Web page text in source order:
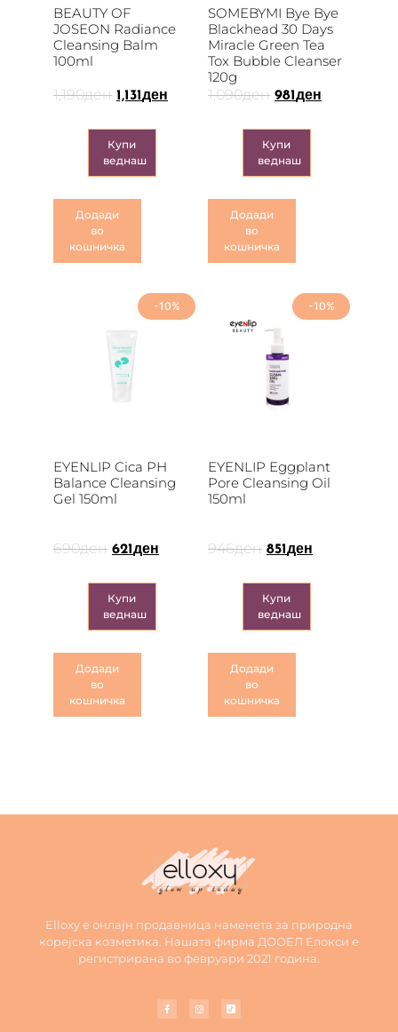
BEAUTY OF
JOSEON Radiance
Cleansing Balm
100ml
1,190ден 1,131 ден
Купи
веднаш
Додади
во
кошничка
SOMEBYMI Bye Bye
Blackhead 30 Days
Miracle Green Tea
Tox Bubble Cleanser
120g
1,090ден 981 ден
Купи
веднаш
Додади
во
кошничка
-10%
EYENLIP Cica PH
Balance Cleansing
Gel 150ml
690ден 621 ден
Купи
веднаш
Додади
во
кошничка
-10%
EYENLIP Eggplant
Pore Cleansing Oil
150ml
946ден 851 ден
Купи
веднаш
Додади
во
кошничка
Elloxy е онлајн продавница наменета за природна
корејска козметика. Нашата фирма ДООЕЛ Елокси е
регистрирана во февруари 2021 година.